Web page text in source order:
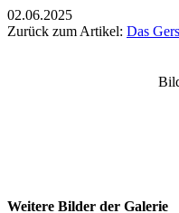
02.06.2025
Zurück zum Artikel: Das
Weitere Bilder der Galerie